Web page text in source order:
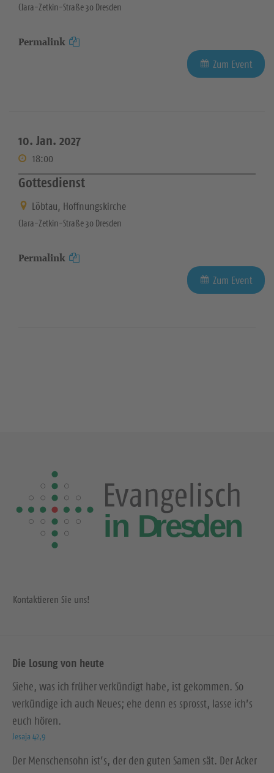
Clara-Zetkin-Straße 30 Dresden
Permalink
Zum Event
10. Jan. 2027
18:00
Gottesdienst
Löbtau, Hoffnungskirche
Clara-Zetkin-Straße 30 Dresden
Permalink
Zum Event
Kontaktieren Sie uns!
Die Losung von heute
Siehe, was ich früher verkündigt habe, ist gekommen. So
verkündige ich auch Neues; ehe denn es sprosst, lasse ich’s
euch hören.
Jesaja 42,9
Der Menschensohn ist’s, der den guten Samen sät. Der Acker